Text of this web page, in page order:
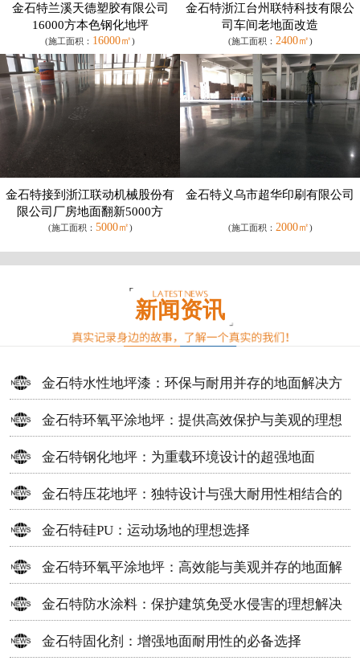
金石特兰溪天德塑胶有限公司
16000方本色钢化地坪
(施工面积： 16000㎡)
金石特浙江台州联特科技有限公
司车间老地面改造
(施工面积： 2400㎡)
金石特接到浙江联动机械股份有
限公司厂房地面翻新5000方
(施工面积： 5000㎡)
金石特义乌市超华印刷有限公司
(施工面积： 2000㎡)
新闻资讯
金石特水性地坪漆：环保与耐用并存的地面解决方
案
金石特环氧平涂地坪：提供高效保护与美观的理想
选择
金石特钢化地坪：为重载环境设计的超强地面
金石特压花地坪：独特设计与强大耐用性相结合的
地面材料
金石特硅PU：运动场地的理想选择
金石特环氧平涂地坪：高效能与美观并存的地面解
决方案
金石特防水涂料：保护建筑免受水侵害的理想解决
方案
金石特固化剂：增强地面耐用性的必备选择